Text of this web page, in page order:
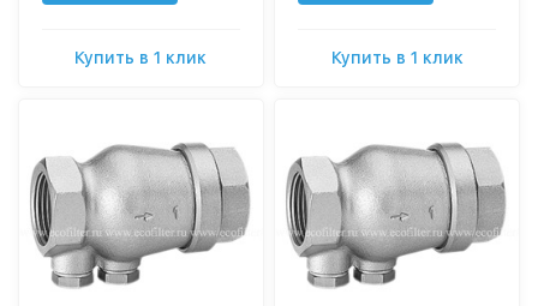
Купить в 1 клик Купить в 1 клик